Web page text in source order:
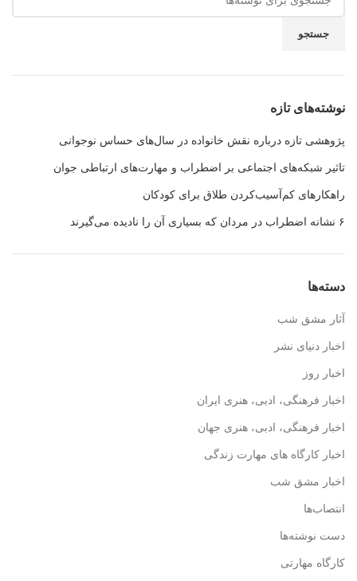
جستجو
نوشته‌های تازه
پژوهشی تازه درباره نقش خانواده در سال‌های حساس نوجوانی
تاثیر شبکه‌های اجتماعی بر اضطراب و مهارت‌های ارتباطی جوان
راهکارهای کم‌آسیب‌کردن طلاق برای کودکان
۶ نشانه اضطراب در مردان که بسیاری آن را نادیده می‌گیرند
دسته‌ها
آثار مشق شب
اخبار دنیای نشر
اخبار روز
اخبار فرهنگی، ادبی، هنری ایران
اخبار فرهنگی، ادبی، هنری جهان
اخبار کارگاه های مهارت زندگی
اخبار مشق شب
انتصاب‌ها
دست نوشته‌ها
کارگاه مهارتی